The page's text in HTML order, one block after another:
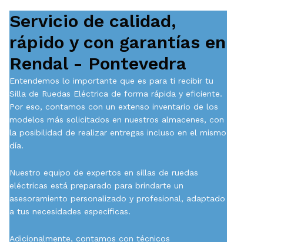
Servicio de calidad,
rápido y con garantías en
Rendal - Pontevedra
Entendemos lo importante que es para ti recibir tu
Silla de Ruedas Eléctrica de forma rápida y eficiente.
Por eso, contamos con un extenso inventario de los
modelos más solicitados en nuestros almacenes, con
la posibilidad de realizar entregas incluso en el mismo
día.
Nuestro equipo de expertos en sillas de ruedas
eléctricas está preparado para brindarte un
asesoramiento personalizado y profesional, adaptado
a tus necesidades específicas.
Adicionalmente, contamos con técnicos